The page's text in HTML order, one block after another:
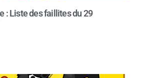
: Liste des faillites du 29